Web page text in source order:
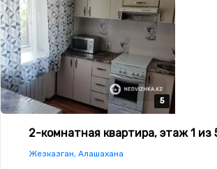
5
5
5
5
5
2-комнатная квартира, этаж 1 из
Жезказган, Алашахана